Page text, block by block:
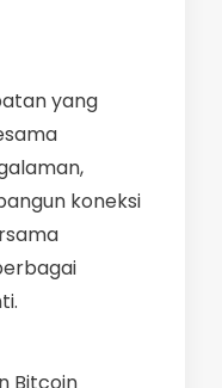
yang
koneksi